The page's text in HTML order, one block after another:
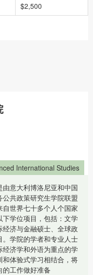
$2,500
International Studies
意大利博洛尼亚和中国
共政策研究生学院联盟
世界七十多个人个国家
学位项目，包括：文学
济与金融硕士、全球政
学院的学者和专业人士
济学和外语为重点的学
体验式学习相结合，将
的工作做好准备